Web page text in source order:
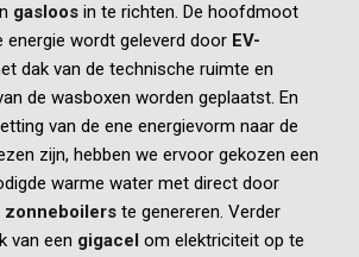
gasloosin te richten. De hoofdmoot
energie wordt geleverd door EV-
dak van de technische ruimte en
de wasboxen worden geplaatst. En
van de ene energievorm naar de
zijn, hebben we ervoor gekozen een
warme water met direct door
zonneboilerste genereren. Verder
van een gigacelom elektriciteit op te